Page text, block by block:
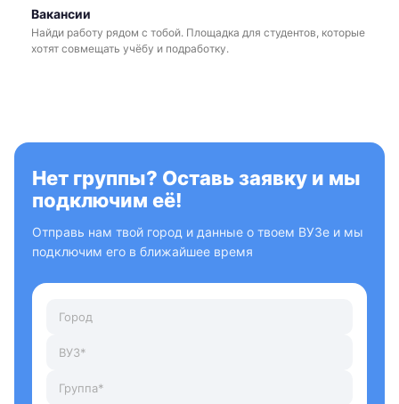
Вакансии
Найди работу рядом с тобой. Площадка для студентов, которые
хотят совмещать учёбу и подработку.
Нет группы? Оставь заявку и мы
подключим её!
Отправь нам твой город и данные о твоем ВУЗе и мы
подключим его в ближайшее время